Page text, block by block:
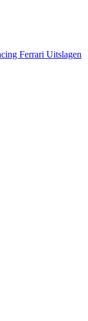
Ferrari Uitslagen